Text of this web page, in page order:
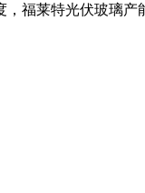
福莱特光伏玻璃产